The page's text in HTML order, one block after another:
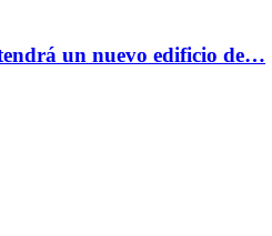
un nuevo edificio de…